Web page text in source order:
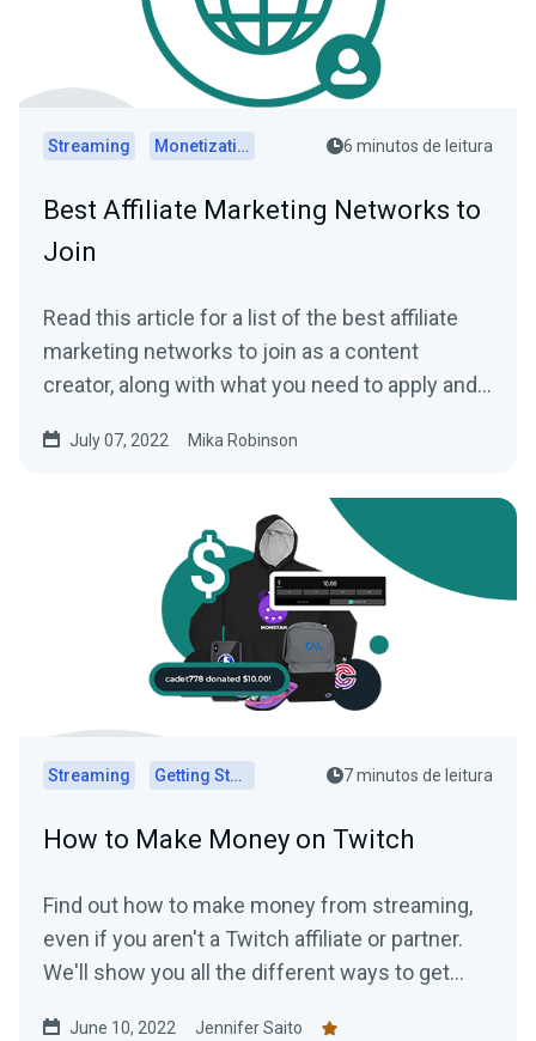
Streaming Monetization 6 minutos de leitura
Best Affiliate Marketing Networks to
Join
Read this article for a list of the best affiliate
marketing networks to join as a content
creator, along with what you need to apply and
July 07, 2022 Mika Robinson
Streaming Getting Started 7 minutos de leitura
How to Make Money on Twitch
Find out how to make money from streaming,
even if you aren't a Twitch affiliate or partner.
We'll show you all the different ways to get
June 10, 2022 Jennifer Saito